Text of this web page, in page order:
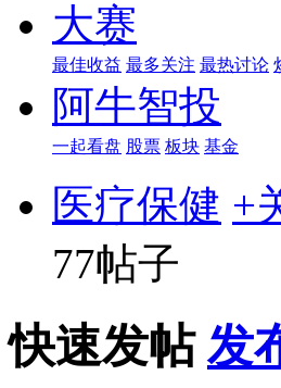
大赛
最佳收益 最多关注 最热讨论
阿牛智投
一起看盘 股票 板块 基金
医疗保健 +
77帖子
快速发帖 发